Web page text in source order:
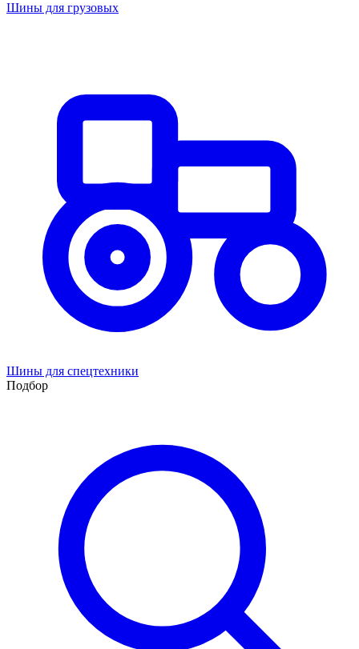
Шины для грузовых
Шины для спецтехники
Подбор